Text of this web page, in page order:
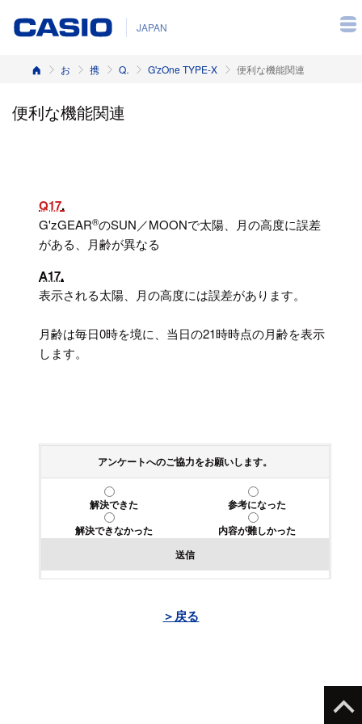
JAPAN
ホーム お客様サポート 携帯電話 Q&A（よくある質問と答え） G'zOne TYPE-X 便利な機能関連
便利な機能関連
Q17
G'zGEAR®のSUN／MOONで太陽、月の高度に誤差
がある、月齢が異なる
A17
表示される太陽、月の高度には誤差があります。
月齢は毎日0時を境に、当日の21時時点の月齢を表示
します。
アンケートへのご協力をお願いします。
解決できた
参考になった
解決できなかった
内容が難しかった
送信
＞戻る